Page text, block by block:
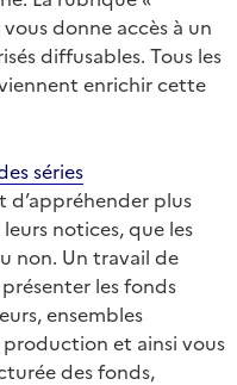
vous donne accès à un
diffusables. Tous les
enrichir cette
séries
d’appréhender plus
notices, que les
non. Un travail de
les fonds
ensembles
et ainsi vous
des fonds,